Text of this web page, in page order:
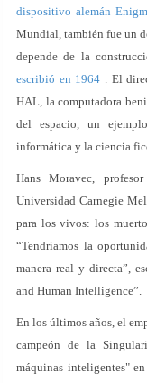
dispositivo alemán
Mundial, también fue un
depende de la
escribió en 1964 . El
HAL, la computadora
del espacio, un
informática y la ciencia
Hans Moravec,
Universidad Carnegie
para los vivos: los
“Tendríamos la
manera real y directa”,
and Human Intelligence”.
En los últimos años, el
campeón de la
máquinas inteligentes"